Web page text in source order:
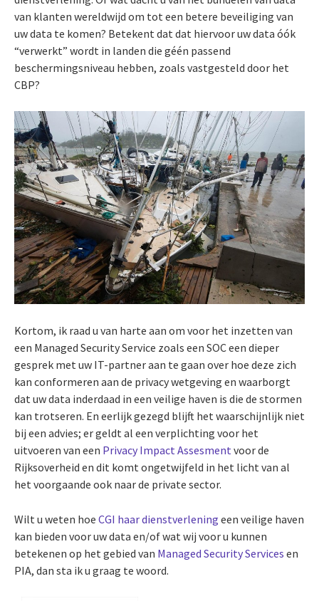
van klanten wereldwijd om tot een betere beveiliging van
uw data te komen? Betekent dat dat hiervoor uw data óók
“verwerkt” wordt in landen die géén passend
beschermingsniveau hebben, zoals vastgesteld door het
CBP?
Kortom, ik raad u van harte aan om voor het inzetten van
een Managed Security Service zoals een SOC een dieper
gesprek met uw IT-partner aan te gaan over hoe deze zich
kan conformeren aan de privacy wetgeving en waarborgt
dat uw data inderdaad in een veilige haven is die de stormen
kan trotseren. En eerlijk gezegd blijft het waarschijnlijk niet
bij een advies; er geldt al een verplichting voor het
uitvoeren van een Privacy Impact Assesment voor de
Rijksoverheid en dit komt ongetwijfeld in het licht van al
het voorgaande ook naar de private sector.
Wilt u weten hoe CGI haar dienstverlening een veilige haven
kan bieden voor uw data en/of wat wij voor u kunnen
betekenen op het gebied van Managed Security Services en
PIA, dan sta ik u graag te woord.